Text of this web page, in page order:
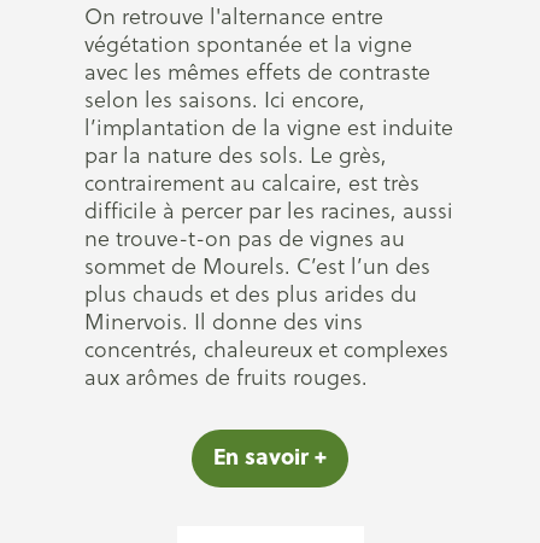
On retrouve l'alternance entre
végétation spontanée et la vigne
avec les mêmes effets de contraste
selon les saisons. Ici encore,
l’implantation de la vigne est induite
par la nature des sols. Le grès,
contrairement au calcaire, est très
difficile à percer par les racines, aussi
ne trouve-t-on pas de vignes au
sommet de Mourels. C’est l’un des
plus chauds et des plus arides du
Minervois. Il donne des vins
concentrés, chaleureux et complexes
aux arômes de fruits rouges.
En savoir +